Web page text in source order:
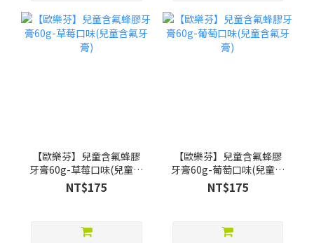
【歐樂芬】兒童含氟蜂膠
牙膏60g-草莓口味(兒童含
氟牙膏)
NT$175
【歐樂芬】兒童含氟蜂膠
牙膏60g-葡萄口味(兒童含
氟牙膏)
NT$175